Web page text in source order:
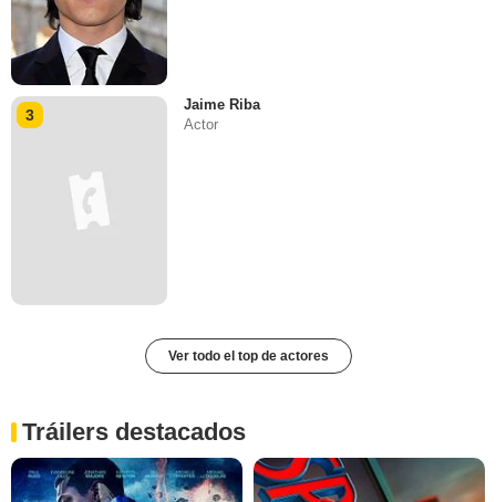
3
Jaime Riba
Actor
Ver todo el top de actores
Tráilers destacados